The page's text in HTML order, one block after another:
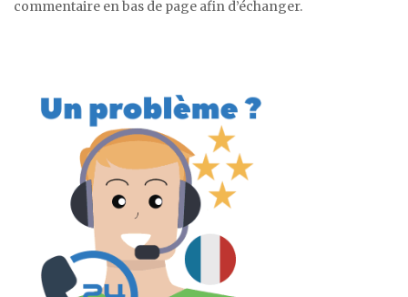
commentaire en bas de page afin d’échanger.